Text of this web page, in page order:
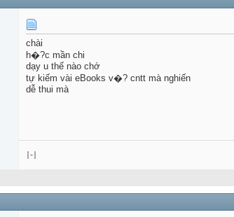
chài
h�?c mần chi
dạy u thế nào chớ
tự kiếm vài eBooks v�? cntt mà nghiến
dễ thui mà
|-|